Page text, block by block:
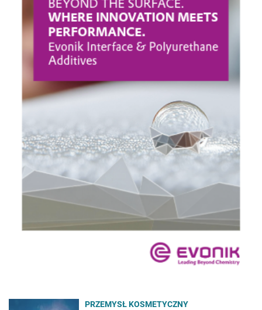
PRZEMYSŁ KOSMETYCZNY